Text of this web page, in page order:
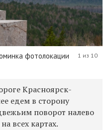
фотолокации 1 из 10
Красноярск-
едем в сторону
поворот налево
всех картах.